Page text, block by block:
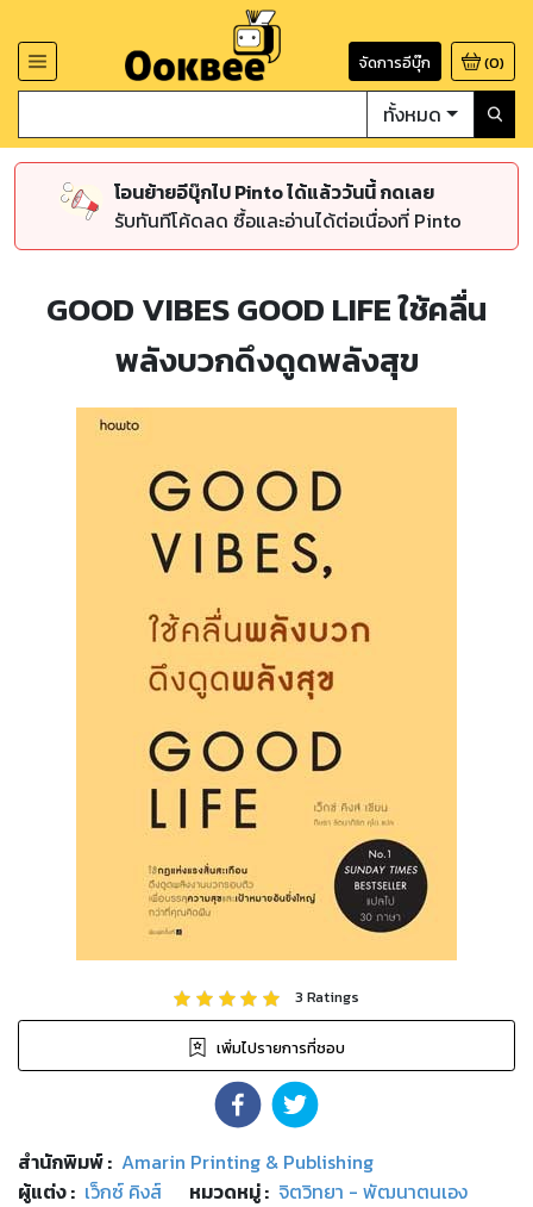
จัดการอีบุ๊ก (0)
ทั้งหมด
โอนย้ายอีบุ๊กไป Pinto ได้แล้ววันนี้ กดเลย
รับทันทีโค้ดลด ซื้อและอ่านได้ต่อเนื่องที่ Pinto
GOOD VIBES GOOD LIFE ใช้คลื่น
พลังบวกดึงดูดพลังสุข
3 Ratings
เพิ่มไปรายการที่ชอบ
สำนักพิมพ์: Amarin Printing & Publishing
ผู้แต่ง : เว็กซ์ คิงส์ หมวดหมู่: จิตวิทยา - พัฒนาตนเอง